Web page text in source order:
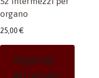
organo
25,00 €
Aggiungi